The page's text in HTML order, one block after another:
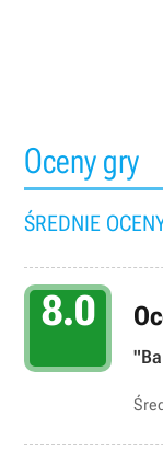
Oceny gry
ŚREDNIE
8.0